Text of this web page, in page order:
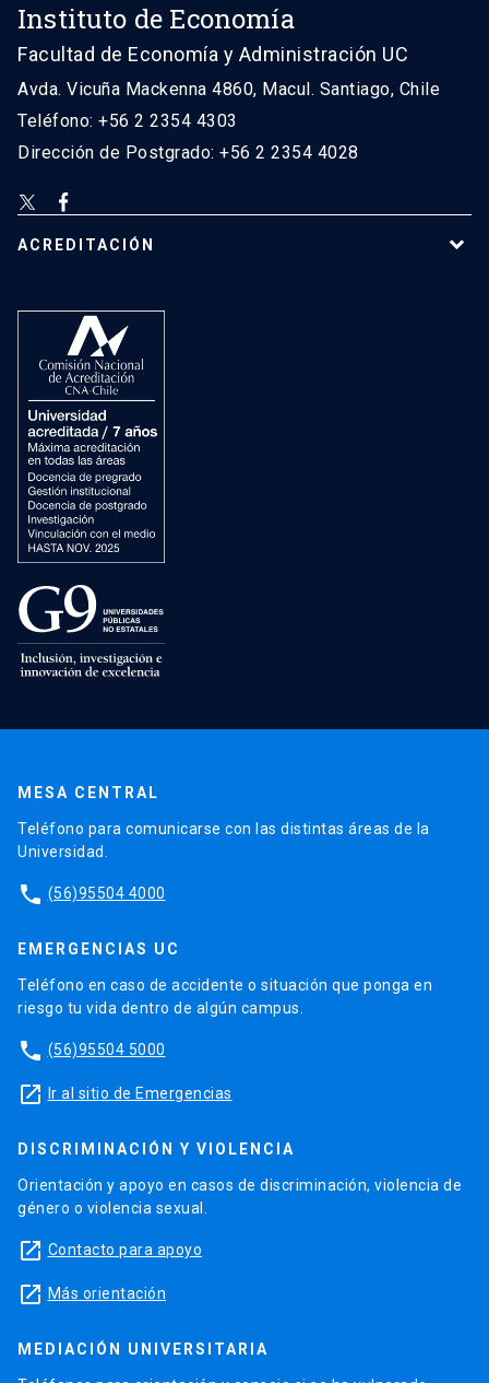
Instituto de Economía
Facultad de Economía y Administración UC
Avda. Vicuña Mackenna 4860, Macul. Santiago, Chile
Teléfono: +56 2 2354 4303
Dirección de Postgrado: +56 2 2354 4028
ACREDITACIÓN
MESA CENTRAL
Teléfono para comunicarse con las distintas áreas de la
Universidad.
phone (56)95504 4000
EMERGENCIAS UC
Teléfono en caso de accidente o situación que ponga en
riesgo tu vida dentro de algún campus.
phone (56)95504 5000
launch Ir al sitio de Emergencias
DISCRIMINACIÓN Y VIOLENCIA
Orientación y apoyo en casos de discriminación, violencia de
género o violencia sexual.
launch Contacto para apoyo
launch Más orientación
MEDIACIÓN UNIVERSITARIA